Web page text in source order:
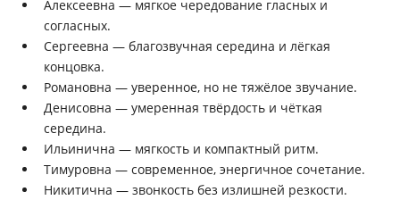
Алексеевна — мягкое чередование гласных и
согласных.
Сергеевна — благозвучная середина и лёгкая
концовка.
Романовна — уверенное, но не тяжёлое звучание.
Денисовна — умеренная твёрдость и чёткая
середина.
Ильинична — мягкость и компактный ритм.
Тимуровна — современное, энергичное сочетание.
Никитична — звонкость без излишней резкости.